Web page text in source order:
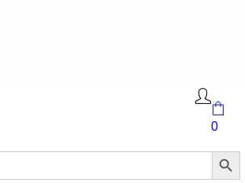
0
Search